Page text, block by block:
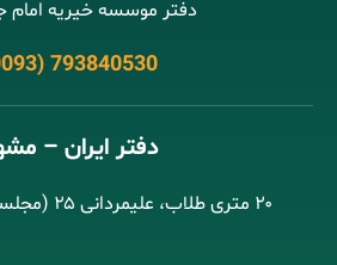
دفتر موسسه خیریه امام
793840530
دفتر ایران –
۲۰ متری طلاب، علیمردانی ۲۵ (مجلسی ۲۶) - پلاک ۱۲/۱